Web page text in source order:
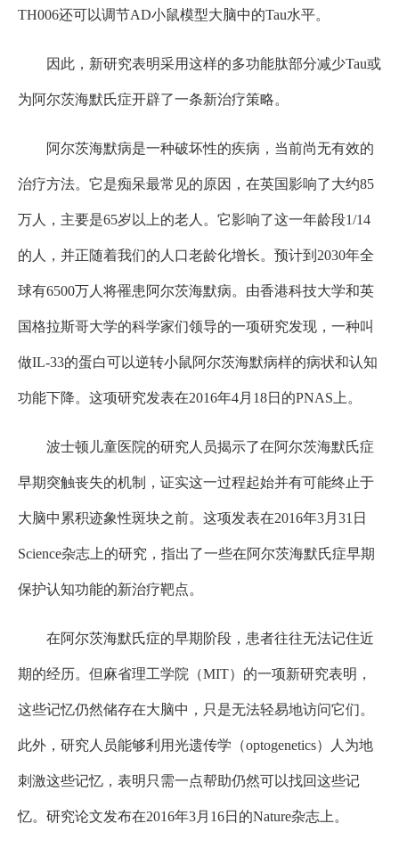
TH006还可以调节AD小鼠模型大脑中的Tau水平。
因此，新研究表明采用这样的多功能肽部分减少Tau或
为阿尔茨海默氏症开辟了一条新治疗策略。
阿尔茨海默病是一种破坏性的疾病，当前尚无有效的
治疗方法。它是痴呆最常见的原因，在英国影响了大约85
万人，主要是65岁以上的老人。它影响了这一年龄段1/14
的人，并正随着我们的人口老龄化增长。预计到2030年全
球有6500万人将罹患阿尔茨海默病。由香港科技大学和英
国格拉斯哥大学的科学家们领导的一项研究发现，一种叫
做IL-33的蛋白可以逆转小鼠阿尔茨海默病样的病状和认知
功能下降。这项研究发表在2016年4月18日的PNAS上。
波士顿儿童医院的研究人员揭示了在阿尔茨海默氏症
早期突触丧失的机制，证实这一过程起始并有可能终止于
大脑中累积迹象性斑块之前。这项发表在2016年3月31日
Science杂志上的研究，指出了一些在阿尔茨海默氏症早期
保护认知功能的新治疗靶点。
在阿尔茨海默氏症的早期阶段，患者往往无法记住近
期的经历。但麻省理工学院（MIT）的一项新研究表明，
这些记忆仍然储存在大脑中，只是无法轻易地访问它们。
此外，研究人员能够利用光遗传学（optogenetics）人为地
刺激这些记忆，表明只需一点帮助仍然可以找回这些记
忆。研究论文发布在2016年3月16日的Nature杂志上。